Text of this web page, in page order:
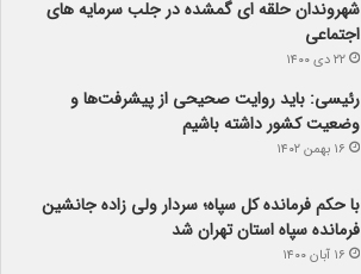
شهروندان حلقه ای گمشده در جلب سرمایه های
اجتماعی
۲۲ دی ۱۴۰۰
رئیسی: باید روایت صحیحی از پیشرفت‌ها و
وضعیت کشور داشته باشیم
۱۶ بهمن ۱۴۰۲
با حکم فرمانده کل سپاه؛ سردار ولی زاده جانشین
فرمانده سپاه استان تهران شد
۱۶ آبان ۱۴۰۰